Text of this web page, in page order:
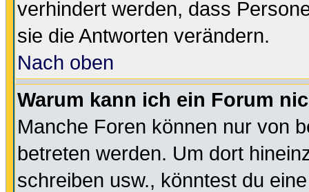
verhindert werden, dass
sie die Antworten verändern.
Nach oben
Warum kann ich ein Forum
Manche Foren können nur von
betreten werden. Um dort
schreiben usw., könntest du